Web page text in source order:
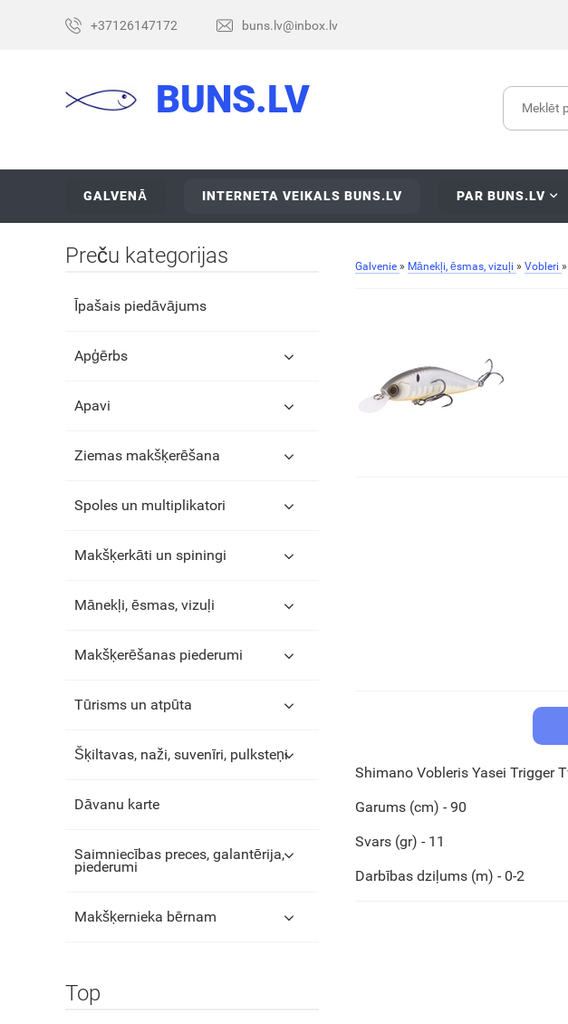
+37126147172 buns.lv@inbox.lv
BUNS.LV
GALVENĀ INTERNETA VEIKALS BUNS.LV PAR BUNS.LV
Galvenie » Mānekļi, ēsmas, vizuļi » Vobleri »
Shimano Vobleris Yasei Trigger
Garums (cm) - 90
Svars (gr) - 11
Darbības dziļums (m) - 0-2
Preču kategorijas
Īpašais piedāvājums
Apģērbs
Apavi
Ziemas makšķerēšana
Spoles un multiplikatori
Makšķerkāti un spiningi
Mānekļi, ēsmas, vizuļi
Makšķerēšanas piederumi
Tūrisms un atpūta
Šķiltavas, naži, suvenīri, pulksteņi
Dāvanu karte
Saimniecības preces, galantērija,
piederumi
Makšķernieka bērnam
Top